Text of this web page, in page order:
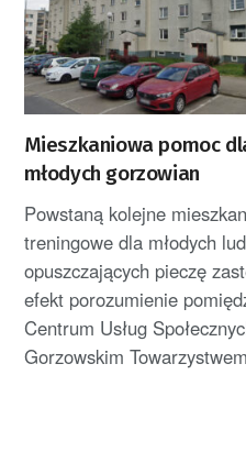
Mieszkaniowa pomoc
młodych gorzowian
Powstaną kolejne
treningowe dla młodych
opuszczających pieczę
efekt porozumienie
Centrum Usług
Gorzowskim